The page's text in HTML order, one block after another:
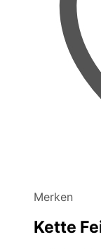
Merken
Kette